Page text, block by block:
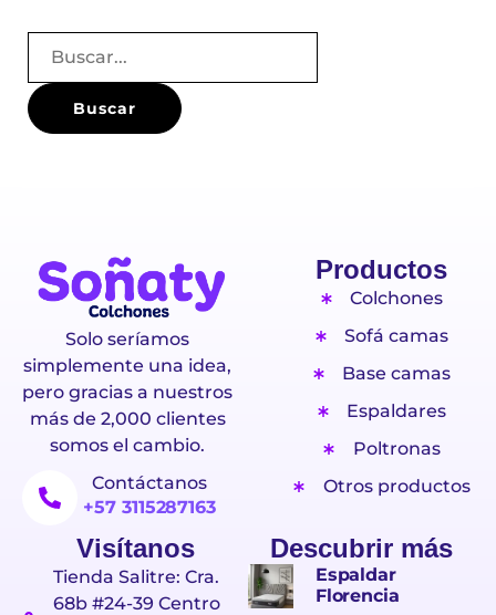
Solo seríamos
simplemente una idea,
pero gracias a nuestros
más de 2,000 clientes
somos el cambio.
Contáctanos
+57 3115287163
Productos
Colchones
Sofá camas
Base camas
Espaldares
Poltronas
Otros productos
Visítanos
Tienda Salitre: Cra.
68b #24-39 Centro
Descubrir más
Espaldar
Florencia